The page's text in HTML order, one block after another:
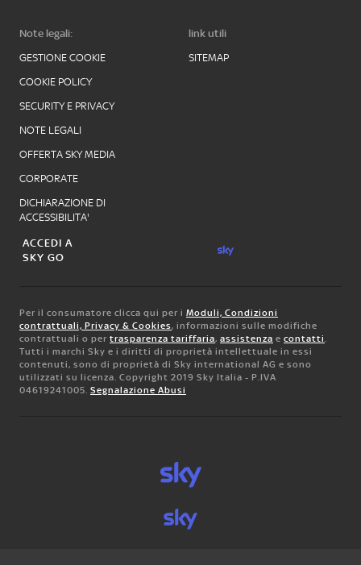
Note legali:
GESTIONE COOKIE
COOKIE POLICY
SECURITY E PRIVACY
NOTE LEGALI
OFFERTA SKY MEDIA
CORPORATE
DICHIARAZIONE DI
ACCESSIBILITA'
link utili
SITEMAP
ACCEDI A
SKY GO
Per il consumatore clicca qui per i Moduli, Condizioni
contrattuali, Privacy & Cookies, informazioni sulle modifiche
contrattuali o per trasparenza tariffaria, assistenza e contatti.
Tutti i marchi Sky e i diritti di proprietà intellettuale in essi
contenuti, sono di proprietà di Sky international AG e sono
utilizzati su licenza. Copyright 2019 Sky Italia - P.IVA
04619241005. Segnalazione Abusi